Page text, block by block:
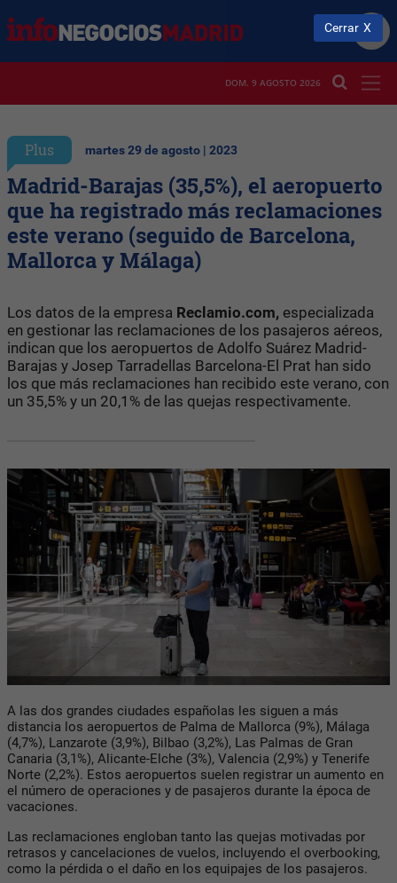
DOM. 9 AGOSTO 2026
Plus martes 29 de agosto | 2023
Madrid-Barajas (35,5%), el aeropuerto
que ha registrado más reclamaciones
este verano (seguido de Barcelona,
Mallorca y Málaga)
Los datos de la empresa Reclamio.com, especializada
en gestionar las reclamaciones de los pasajeros aéreos,
indican que los aeropuertos de Adolfo Suárez Madrid-
Barajas y Josep Tarradellas Barcelona-El Prat han sido
los que más reclamaciones han recibido este verano, con
un 35,5% y un 20,1% de las quejas respectivamente.
A las dos grandes ciudades españolas les siguen a más
distancia los aeropuertos de Palma de Mallorca (9%), Málaga
(4,7%), Lanzarote (3,9%), Bilbao (3,2%), Las Palmas de Gran
Canaria (3,1%), Alicante-Elche (3%), Valencia (2,9%) y Tenerife
Norte (2,2%). Estos aeropuertos suelen registrar un aumento en
el número de operaciones y de pasajeros durante la época de
vacaciones.
Las reclamaciones engloban tanto las quejas motivadas por
retrasos y cancelaciones de vuelos, incluyendo el overbooking,
como la pérdida o el daño en los equipajes de los pasajeros.
Cerrar